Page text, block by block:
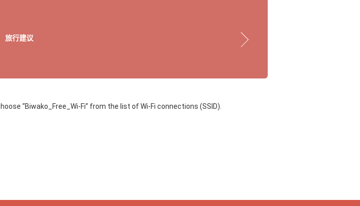
旅行建议
“Biwako_Free_Wi-Fi” from the list of Wi-Fi connections (SSID).